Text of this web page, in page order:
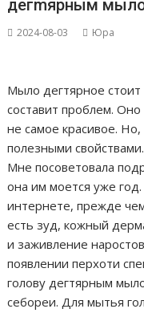
дегmярным
2024-08-03 Юра
Мыло дегтярное
составит проблем.
не самое красивое.
полезными
Мне посоветовала
она им моется уже
интернете, прежде
есть зуд, кожный
и заживление
появлении перхоти
голову дегтярным
себореи. Для мытья